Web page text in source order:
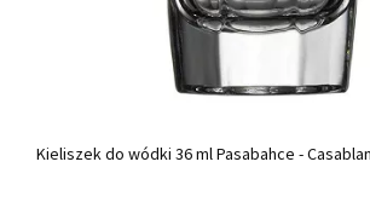
Kieliszek do wódki 36 ml Pasabahce -